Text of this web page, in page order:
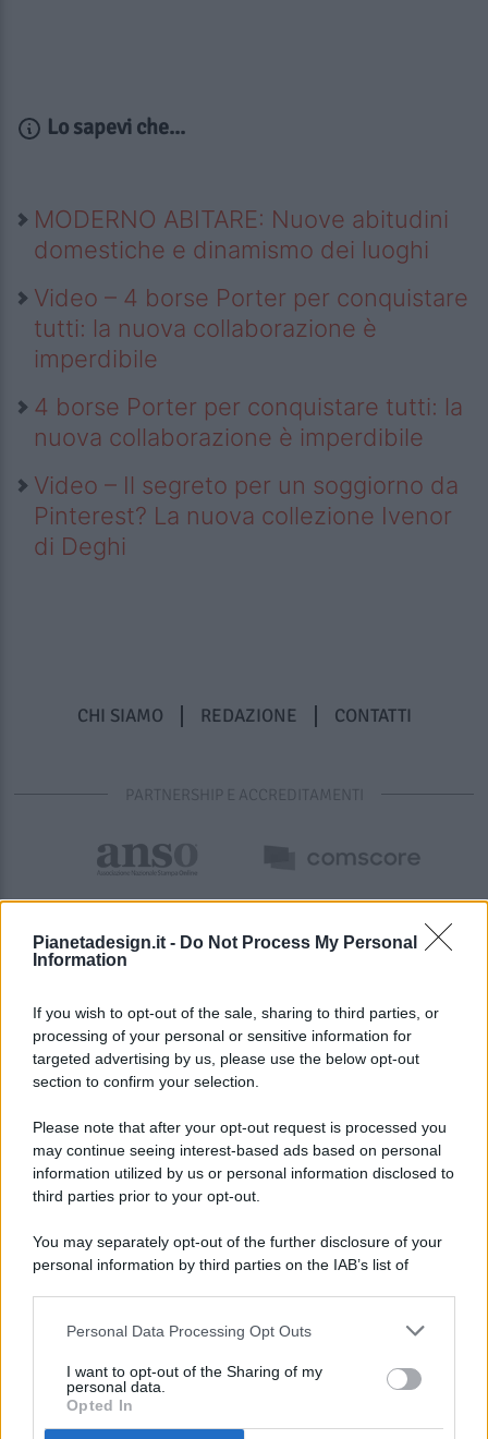
Pianetadesign.it - Do Not Process My Personal
Information
If you wish to opt-out of the sale, sharing to third parties, or
processing of your personal or sensitive information for
targeted advertising by us, please use the below opt-out
section to confirm your selection.
Please note that after your opt-out request is processed you
may continue seeing interest-based ads based on personal
information utilized by us or personal information disclosed to
third parties prior to your opt-out.
You may separately opt-out of the further disclosure of your
personal information by third parties on the IAB’s list of
This information may also be disclosed by us to third parties
disclose it to other third parties.
Personal Data Processing Opt Outs
I want to opt-out of the Sharing of my
personal data.
Opted In
Lo sapevi che...
MODERNO ABITARE: Nuove abitudini
domestiche e dinamismo dei luoghi
Video – 4 borse Porter per conquistare
tutti: la nuova collaborazione è
imperdibile
4 borse Porter per conquistare tutti: la
nuova collaborazione è imperdibile
Video – Il segreto per un soggiorno da
Pinterest? La nuova collezione Ivenor
di Deghi
CHI SIAMO REDAZIONE CONTATTI
PARTNERSHIP E ACCREDITAMENTI
© 2026 - Pianeta Design - P.IVA 04827280654 - Testata
Registrata Al Tribunale Di Nocera Inferiore N. 8/2020 - RG N.
ISCRIZIONE AL ROC N. 35792 – ISCRITTA ALL’ANSO
(ASSOCIAZIONE NAZIONALE STAMPA ONLINE)
PREFERENZE PRIVACY